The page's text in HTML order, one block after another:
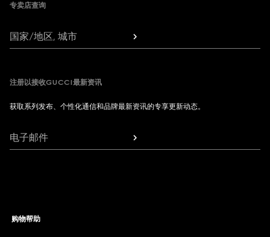
专卖店查询
国家/地区, 城市
注册以接收GUCCI最新资讯
获取系列发布、个性化通信和品牌最新资讯的专享更新动态。
电子邮件
购物帮助